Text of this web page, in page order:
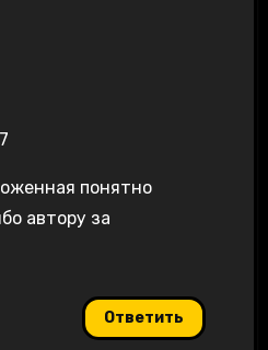
понятно
автору за
Ответить